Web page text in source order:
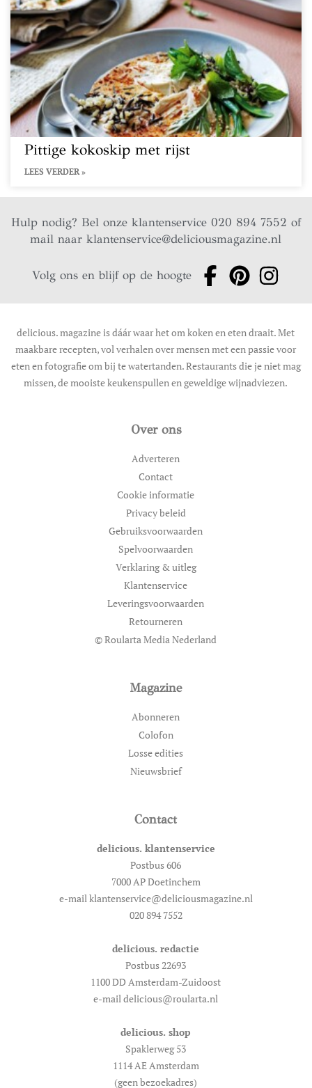
Pittige kokoskip met rijst
LEES VERDER »
Hulp nodig? Bel onze klantenservice 020 894 7552 of
mail naarklantenservice@deliciousmagazine.nl
Volg ons en blijf op de hoogte
delicious. magazine is dáár waar het om koken en eten draait. Met
maakbare recepten, vol verhalen over mensen met een passie voor
eten en fotografie om bij te watertanden. Restaurants die je niet mag
missen, de mooiste keukenspullen en geweldige wijnadviezen.
Over ons
Adverteren
Contact
Cookie informatie
Privacy beleid
Gebruiksvoorwaarden
Spelvoorwaarden
Verklaring & uitleg
Klantenservice
Leveringsvoorwaarden
Retourneren
© Roularta Media Nederland
Magazine
Abonneren
Colofon
Losse edities
Nieuwsbrief
Contact
delicious. klantenservice
Postbus 606
7000 AP Doetinchem
e-mail klantenservice@deliciousmagazine.nl
020 894 7552
delicious. redactie
Postbus 22693
1100 DD Amsterdam-Zuidoost
e-mail delicious@roularta.nl
delicious. shop
Spaklerweg 53
1114 AE Amsterdam
(geen bezoekadres)